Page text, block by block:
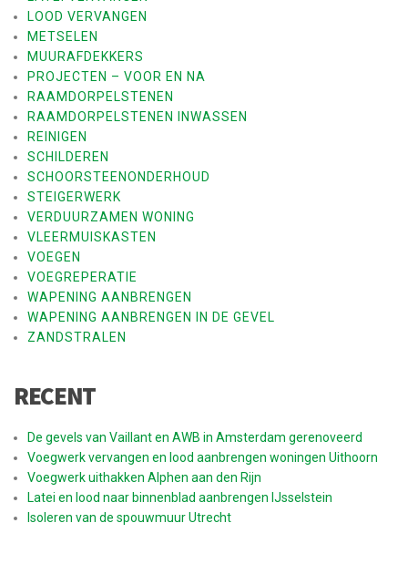
LOOD VERVANGEN
METSELEN
MUURAFDEKKERS
PROJECTEN – VOOR EN NA
RAAMDORPELSTENEN
RAAMDORPELSTENEN INWASSEN
REINIGEN
SCHILDEREN
SCHOORSTEENONDERHOUD
STEIGERWERK
VERDUURZAMEN WONING
VLEERMUISKASTEN
VOEGEN
VOEGREPERATIE
WAPENING AANBRENGEN
WAPENING AANBRENGEN IN DE GEVEL
ZANDSTRALEN
RECENT
De gevels van Vaillant en AWB in Amsterdam gerenoveerd
Voegwerk vervangen en lood aanbrengen woningen Uithoorn
Voegwerk uithakken Alphen aan den Rijn
Latei en lood naar binnenblad aanbrengen IJsselstein
Isoleren van de spouwmuur Utrecht